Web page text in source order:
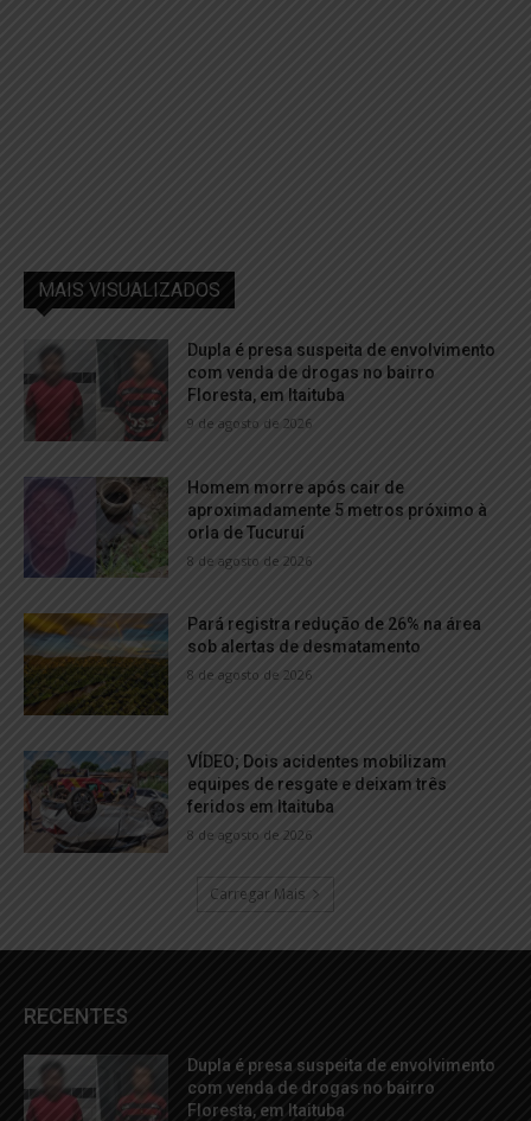
MAIS VISUALIZADOS
Dupla é presa suspeita de envolvimento
com venda de drogas no bairro
Floresta, em Itaituba
9 de agosto de 2026
Homem morre após cair de
aproximadamente 5 metros próximo à
orla de Tucuruí
8 de agosto de 2026
Pará registra redução de 26% na área
sob alertas de desmatamento
8 de agosto de 2026
VÍDEO; Dois acidentes mobilizam
equipes de resgate e deixam três
feridos em Itaituba
8 de agosto de 2026
Carregar Mais
RECENTES
Dupla é presa suspeita de envolvimento
com venda de drogas no bairro
Floresta, em Itaituba